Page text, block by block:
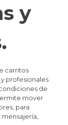
y
carritos
profesionales
de
mover
para